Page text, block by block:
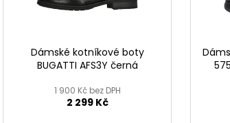
Dámské kotníkové boty
BUGATTI AFS3Y černá
1 900 Kč bez DPH
2 299 Kč